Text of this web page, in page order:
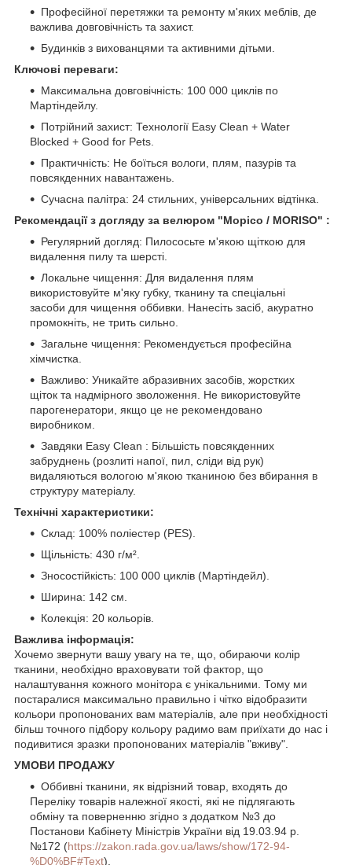
Професійної перетяжки та ремонту м'яких меблів, де
важлива довговічність та захист.
Будинків з вихованцями та активними дітьми.
Ключові переваги:
Максимальна довговічність: 100 000 циклів по
Мартіндейлу.
Потрійний захист: Технології Easy Clean + Water
Blocked + Good for Pets.
Практичність: Не боїться вологи, плям, пазурів та
повсякденних навантажень.
Сучасна палітра: 24 стильних, універсальних відтінка.
Рекомендації з догляду за велюром "Морісо / MORISO" :
Регулярний догляд: Пилососьте м'якою щіткою для
видалення пилу та шерсті.
Локальне чищення: Для видалення плям
використовуйте м'яку губку, тканину та спеціальні
засоби для чищення оббивки. Нанесіть засіб, акуратно
промокніть, не трить сильно.
Загальне чищення: Рекомендується професійна
хімчистка.
Важливо: Уникайте абразивних засобів, жорстких
щіток та надмірного зволоження. Не використовуйте
парогенератори, якщо це не рекомендовано
виробником.
Завдяки Easy Clean : Більшість повсякденних
забруднень (розлиті напої, пил, сліди від рук)
видаляються вологою м'якою тканиною без вбирання в
структуру матеріалу.
Технічні характеристики:
Склад: 100% поліестер (PES).
Щільність: 430 г/м².
Зносостійкість: 100 000 циклів (Мартіндейл).
Ширина: 142 см.
Колекція: 20 кольорів.
Важлива інформація:
Хочемо звернути вашу увагу на те, що, обираючи колір
тканини, необхідно враховувати той фактор, що
налаштування кожного монітора є унікальними. Тому ми
постаралися максимально правильно і чітко відобразити
кольори пропонованих вам матеріалів, але при необхідності
більш точного підбору кольору радимо вам приїхати до нас і
подивитися зразки пропонованих матеріалів "вживу".
УМОВИ ПРОДАЖУ
Оббивні тканини, як відрізний товар, входять до
Переліку товарів належної якості, які не підлягають
обміну та поверненню згідно з додатком №3 до
Постанови Кабінету Міністрів України від 19.03.94 р.
№172 (https://zakon.rada.gov.ua/laws/show/172-94-
%D0%BF#Text).